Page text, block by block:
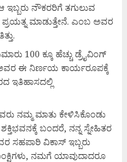
ನೌಕರರಿಗೆ ತಗುಲುವ
ಪ್ರಯತ್ನ ಮಾಡುತ್ತೇನೆ. ಎಂಬ ಅವರ
100 ಕ್ಕೂ ಹೆಚ್ಚು ಡ್ರೈವಿಂಗ್
ಈ ನಿರ್ಣಯ ಕಾರ್ಯರೂಪಕ್ಕೆ
ಇತಿಹಾಸದಲ್ಲಿ
ನಮ್ಮ ಮಾತು ಕೇಳಿಸಿಕೊಂಡು
ಬಂದರೆ, ನನ್ನ ಸ್ನೇಹಿತರ
ಸಹಪಾಠಿ ವಿಕಾಸ್ ಇಬ್ಬರು
ನಮಗೆ ಯಾವುದಾದರೂ